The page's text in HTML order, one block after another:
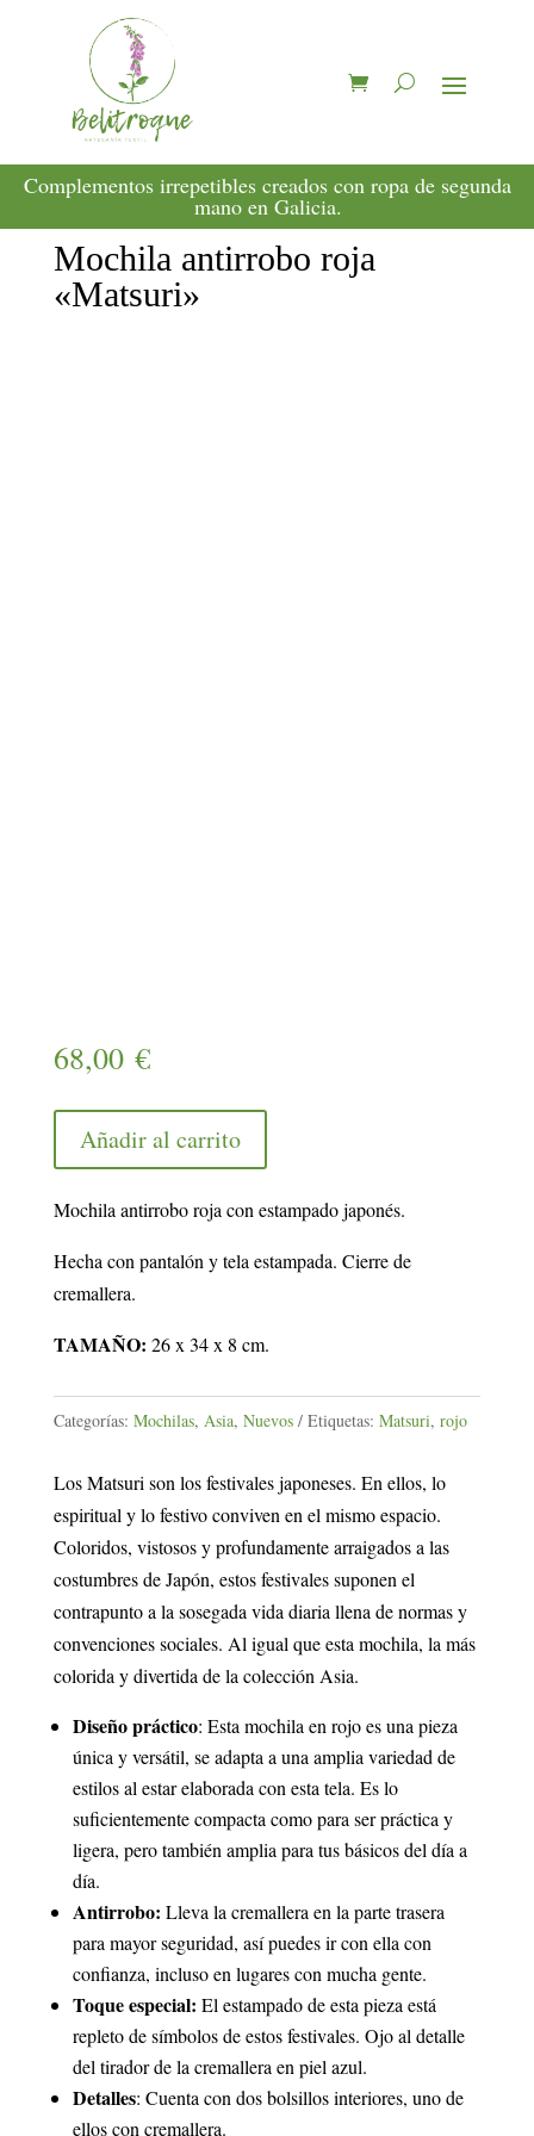
Complementos irrepetibles creados con ropa de segunda
mano en Galicia.
Mochila antirrobo roja
«Matsuri»
68,00 €
Añadir al carrito
Mochila antirrobo roja con estampado japonés.
Hecha con pantalón y tela estampada. Cierre de
cremallera.
TAMAÑO: 26 x 34 x 8 cm.
Categorías: Mochilas, Asia, Nuevos Etiquetas: Matsuri, rojo
Los Matsuri son los festivales japoneses. En ellos, lo
espiritual y lo festivo conviven en el mismo espacio.
Coloridos, vistosos y profundamente arraigados a las
costumbres de Japón, estos festivales suponen el
contrapunto a la sosegada vida diaria llena de normas y
convenciones sociales. Al igual que esta mochila, la más
colorida y divertida de la colección Asia.
Diseño práctico: Esta mochila en rojo es una pieza
única y versátil, se adapta a una amplia variedad de
estilos al estar elaborada con esta tela. Es lo
suficientemente compacta como para ser práctica y
ligera, pero también amplia para tus básicos del día a
día.
Antirrobo: Lleva la cremallera en la parte trasera
para mayor seguridad, así puedes ir con ella con
confianza, incluso en lugares con mucha gente.
Toque especial: El estampado de esta pieza está
repleto de símbolos de estos festivales. Ojo al detalle
del tirador de la cremallera en piel azul.
Detalles: Cuenta con dos bolsillos interiores, uno de
ellos con cremallera.